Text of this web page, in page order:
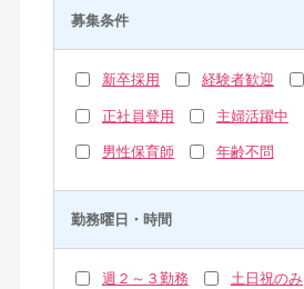
募集条件
新卒採用 経験者歓迎
正社員登用 主婦活躍中
男性保育師 年齢不問
勤務曜日・時間
週２～３勤務 土日祝のみ